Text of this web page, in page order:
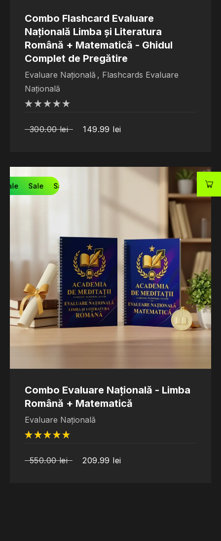
Combo Flashcard Evaluare
Națională Limba și Literatura
Română + Matematică - Ghidul
Complet de Pregătire
Evaluare Națională , Flashcards Evaluare
Națională
300.00lei 149.99 lei
Sale Sale
Combo Evaluare Națională - Limba
Română + Matematică
Evaluare Națională
550.00lei 209.99 lei